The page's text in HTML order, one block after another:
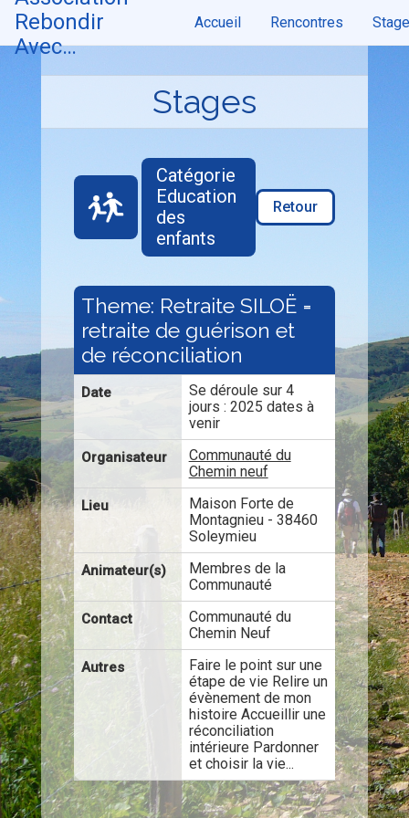
Skip
Rebondir
Avec…
Accueil Rencontres
Stages
Catégorie
Education
des
enfants
Retour
Theme: Retraite SILOË =
retraite de guérison et
de réconciliation
Date
Se déroule sur 4
jours : 2025 dates à
venir
Organisateur
Communauté du
Chemin neuf
Lieu
Maison Forte de
Montagnieu - 38460
Soleymieu
Animateur(s)
Membres de la
Communauté
Contact
Communauté du
Chemin Neuf
Autres
Faire le point sur une
étape de vie Relire un
évènement de mon
histoire Accueillir une
réconciliation
intérieure Pardonner
et choisir la vie...